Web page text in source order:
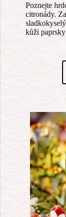
Poznejte
citronády.
kůži